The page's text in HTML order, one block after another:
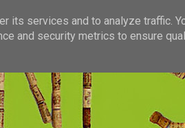
its services and to analyze traffic.
and security metrics to ensure